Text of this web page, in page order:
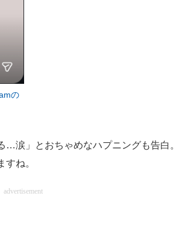
の
涙」とおちゃめなハプニングも告白
ね。
advertisement